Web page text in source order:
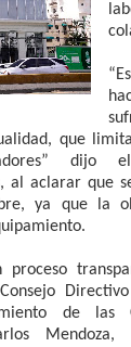
que
dijo
al aclarar que
ya que la
proceso
de las
Mendoza,